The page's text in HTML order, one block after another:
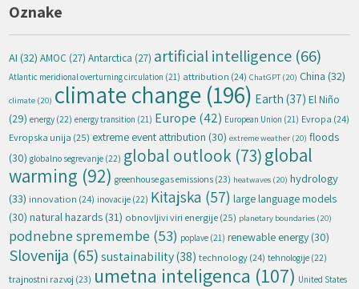
Oznake
AI (32) AMOC (27) Antarctica (27) artificial intelligence (66)
Atlantic meridional overturning circulation (21) attribution (24) ChatGPT (20) China (32)
climate (20) climate change (196) Earth (37) El Niño
(29) energy (22) energy transition (21) Europe (42) European Union (21) Evropa (24)
Evropska unija (25) extreme event attribution (30) extreme weather (20) floods
(30) globalno segrevanje (22) global outlook (73)global
warming (92) greenhouse gas emissions (23) heatwaves (20) hydrology
(33) innovation (24) inovacije (22) Kitajska (57) large language models
(30) natural hazards (31) obnovljivi viri energije(25) planetary boundaries (20)
podnebne spremembe (53) poplave (21) renewable energy (30)
Slovenija (65) sustainability(38) technology(24) tehnologije (22)
trajnostni razvoj (23) umetna inteligenca (107) United States